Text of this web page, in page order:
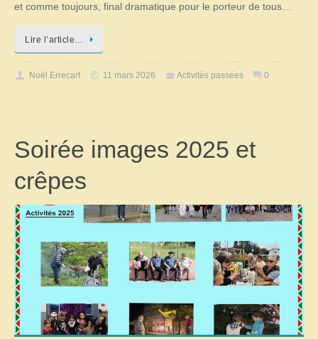
et comme toujours, final dramatique pour le porteur de tous…
Lire l’article…
Noël Errecart 11 mars 2026 Activités passées 0
Soirée images 2025 et
crêpes